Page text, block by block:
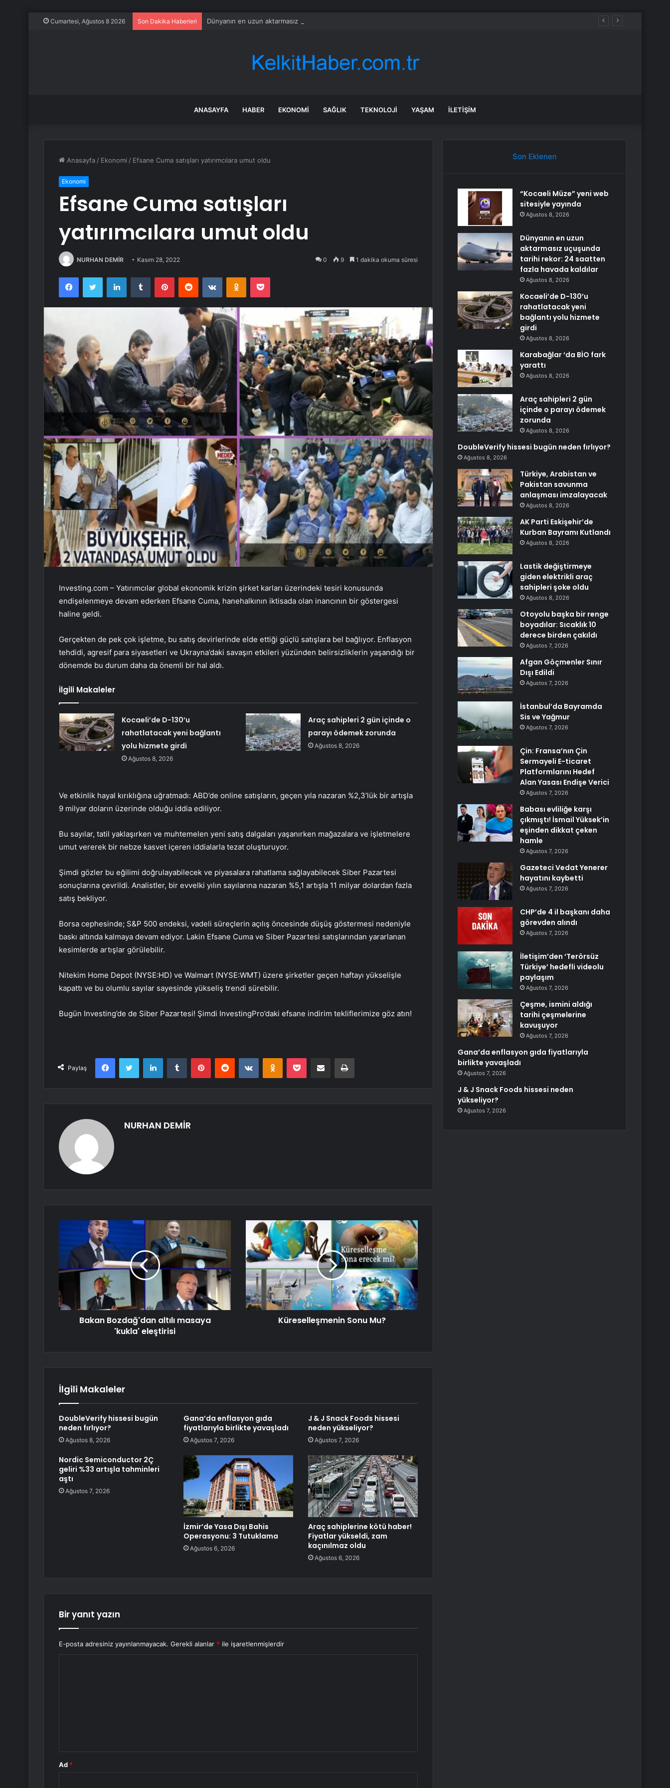
Cumartesi, Ağustos 8 2026 Son Dakika Haberleri Dünyanın en uzun aktarmasız uçuşunda tarihi rekor: 24 saatten fazla havada kaldılar
ANASAYFA HABER EKONOMI SAĞLIK TEKNOLOJI YAŞAM İLETIŞIM
Anasayfa / Ekonomi / Efsane Cuma satışları yatırımcılara umut oldu
Ekonomi
Efsane Cuma satışları
yatırımcılara umut oldu
NURHAN DEMİR Kasım 28, 2022 0 9 1 dakika okuma süresi
FacebookTwitter LinkedInTumblr PinterestReddit VKontakteOdnoklassniki
Pocket
Investing.com – Yatırımcılar global ekonomik krizin şirket karları üzerindeki tesiri konusunda
endişelenmeye devam ederken Efsane Cuma, hanehalkının iktisada olan inancının bir göstergesi
haline geldi.
Gerçekten de pek çok işletme, bu satış devirlerinde elde ettiği güçlü satışlara bel bağlıyor. Enflasyon
tehdidi, agresif para siyasetleri ve Ukrayna’daki savaşın etkileri yüzünden belirsizliklerin yaşandığı bir
dönemde bu durum daha da önemli bir hal aldı.
İlgili Makaleler
Kocaeli’de D-130’u
rahatlatacak yeni bağlantı
yolu hizmete girdi
Ağustos 8, 2026
Araç sahipleri 2 gün içinde o
parayı ödemek zorunda
Ağustos 8, 2026
Ve etkinlik hayal kırıklığına uğratmadı: ABD’de online satışların, geçen yıla nazaran %2,3’lük bir artışla
9 milyar doların üzerinde olduğu iddia ediliyor.
Bu sayılar, tatil yaklaşırken ve muhtemelen yeni satış dalgaları yaşanırken mağazalara ve işletmelere
umut vererek bir nebze kasvet içeren iddialarla tezat oluşturuyor.
Şimdi gözler bu eğilimi doğrulayabilecek ve piyasalara rahatlama sağlayabilecek Siber Pazartesi
sonuçlarına çevrildi. Analistler, bir evvelki yılın sayılarına nazaran %5,1 artışla 11 milyar dolardan fazla
satış bekliyor.
Borsa cephesinde; S&P 500 endeksi, vadeli süreçlerin açılış öncesinde düşüş göstermesi nedeniyle
baskı altında kalmaya devam ediyor. Lakin Efsane Cuma ve Siber Pazartesi satışlarından yararlanan
kesimlerde artışlar görülebilir.
Nitekim Home Depot (NYSE:HD) ve Walmart (NYSE:WMT) üzere şirketler geçen haftayı yükselişle
kapattı ve bu olumlu sayılar sayesinde yükseliş trendi sürebilir.
Bugün Investing’de de Siber Pazartesi! Şimdi InvestingPro’daki efsane indirim tekliflerimize göz atın!
Paylaş
FacebookTwitter LinkedInTumblr PinterestReddit VKontakteOdnoklassniki
Pocket E-Posta ile paylaş Yazdır
NURHAN DEMİR
Bakan Bozdağ'dan altılı masaya
'kukla' eleştirisi
Küreselleşmenin Sonu Mu?
İlgili Makaleler
DoubleVerify hissesi bugün
neden fırlıyor?
Ağustos 8, 2026
Gana’da enflasyon gıda
fiyatlarıyla birlikte yavaşladı
Ağustos 7, 2026
J & J Snack Foods hissesi
neden yükseliyor?
Ağustos 7, 2026
Nordic Semiconductor 2Ç
geliri %33 artışla tahminleri
aştı
Ağustos 7, 2026
İzmir’de Yasa Dışı Bahis
Operasyonu: 3 Tutuklama
Ağustos 6, 2026
Araç sahiplerine kötü haber!
Fiyatlar yükseldi, zam
kaçınılmaz oldu
Ağustos 6, 2026
Bir yanıt yazın
E-posta adresiniz yayınlanmayacak. Gerekli alanlar * ile işaretlenmişlerdir
Ad *
Son Eklenen
“Kocaeli Müze” yeni web
sitesiyle yayında
Ağustos 8, 2026
Dünyanın en uzun
aktarmasız uçuşunda
tarihi rekor: 24 saatten
fazla havada kaldılar
Ağustos 8, 2026
Kocaeli’de D-130’u
rahatlatacak yeni
bağlantı yolu hizmete
girdi
Ağustos 8, 2026
Karabağlar ‘da BİO fark
yarattı
Ağustos 8, 2026
Araç sahipleri 2 gün
içinde o parayı ödemek
zorunda
Ağustos 8, 2026
DoubleVerify hissesi bugün neden fırlıyor?
Ağustos 8, 2026
Türkiye, Arabistan ve
Pakistan savunma
anlaşması imzalayacak
Ağustos 8, 2026
AK Parti Eskişehir’de
Kurban Bayramı Kutlandı
Ağustos 8, 2026
Lastik değiştirmeye
giden elektrikli araç
sahipleri şoke oldu
Ağustos 8, 2026
Otoyolu başka bir renge
boyadılar: Sıcaklık 10
derece birden çakıldı
Ağustos 7, 2026
Afgan Göçmenler Sınır
Dışı Edildi
Ağustos 7, 2026
İstanbul’da Bayramda
Sis ve Yağmur
Ağustos 7, 2026
Çin: Fransa’nın Çin
Sermayeli E-ticaret
Platformlarını Hedef
Alan Yasası Endişe Verici
Ağustos 7, 2026
Babası evliliğe karşı
çıkmıştı! İsmail Yüksek’in
eşinden dikkat çeken
hamle
Ağustos 7, 2026
Gazeteci Vedat Yenerer
hayatını kaybetti
Ağustos 7, 2026
CHP’de 4 il başkanı daha
görevden alındı
Ağustos 7, 2026
İletişim’den ‘Terörsüz
Türkiye’ hedefli videolu
paylaşım
Ağustos 7, 2026
Çeşme, ismini aldığı
tarihi çeşmelerine
kavuşuyor
Ağustos 7, 2026
Gana’da enflasyon gıda fiyatlarıyla
birlikte yavaşladı
Ağustos 7, 2026
J & J Snack Foods hissesi neden
yükseliyor?
Ağustos 7, 2026